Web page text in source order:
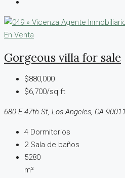
En Venta
Gorgeous villa for sale
$880,000
$6,700/sq ft
680 E 47th St, Los Angeles, CA
4 Dormitorios
2 Sala de baños
5280
m²